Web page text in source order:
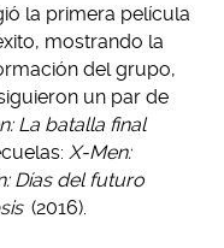
la primera película
mostrando la
del grupo,
un par de
La batalla final
X-Men:
Días del futuro
(2016).